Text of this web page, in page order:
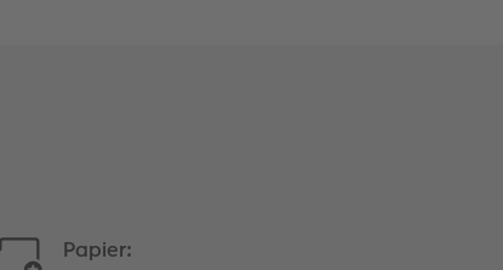
Papier: